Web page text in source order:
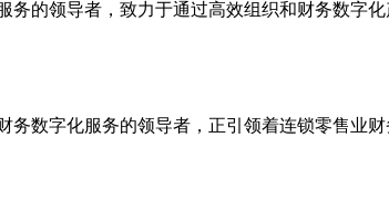
的领导者，致力于通过高效组织和财务数字
数字化服务的领导者，正引领着连锁零售业财